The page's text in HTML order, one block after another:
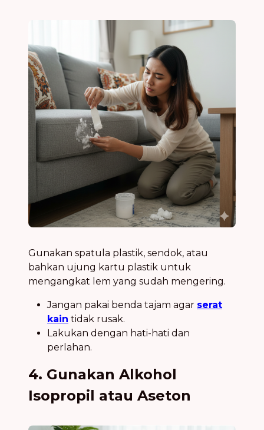
Gunakan spatula plastik, sendok, atau
bahkan ujung kartu plastik untuk
mengangkat lem yang sudah mengering.
Jangan pakai benda tajam agar serat
kain tidak rusak.
Lakukan dengan hati-hati dan
perlahan.
4. Gunakan Alkohol
Isopropil atau Aseton